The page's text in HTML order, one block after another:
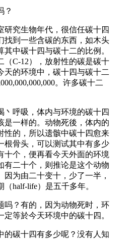
？
研究生物年代，很信任碳十四
找到一些含碳的东西，如木头
其中碳十四与碳十二的比例。
（C-12），放射性的碳是碳十
天的环境中，碳十四与碳十二
。许多碳十二
丶呼吸，体内与环境的碳十四
是一样的。动物死後，体内的
性的，所以遗骸中碳十四愈来
根骨头，可以测试其中有多少
十个，便再看今天外面的环境
有二十个，则推论是这个动物
因为由二十变十，少了一半，
half-life）是五千多年。
吗？有的，因为动物死时，环
定等於今天环境中的碳十四。
的碳十四有多少呢？没有人知